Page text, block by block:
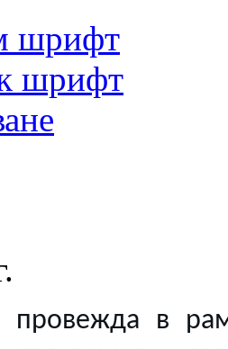
шрифт
шрифт
провежда в